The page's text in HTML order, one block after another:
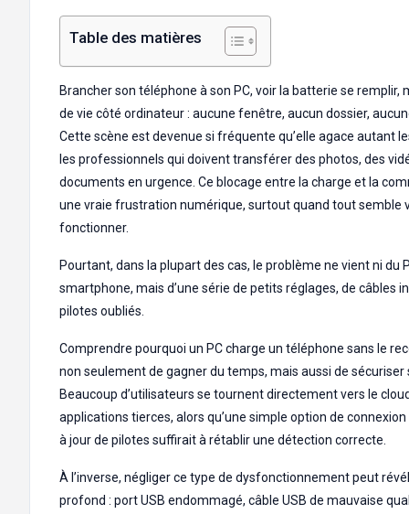
Table des matières
Brancher son téléphone à son PC, voir la batterie se remplir,
de vie côté ordinateur : aucune fenêtre, aucun dossier,
Cette scène est devenue si fréquente qu’elle agace autant
les professionnels qui doivent transférer des photos, des
documents en urgence. Ce blocage entre la charge et la
une vraie frustration numérique, surtout quand tout semble
fonctionner.
Pourtant, dans la plupart des cas, le problème ne vient ni du
smartphone, mais d’une série de petits réglages, de câbles
pilotes oubliés.
Comprendre pourquoi un PC charge un téléphone sans le
non seulement de gagner du temps, mais aussi de sécuriser
Beaucoup d’utilisateurs se tournent directement vers le
applications tierces, alors qu’une simple option de
à jour de pilotes suffirait à rétablir une détection correcte.
À l’inverse, négliger ce type de dysfonctionnement peut
profond : port USB endommagé, câble USB de mauvaise